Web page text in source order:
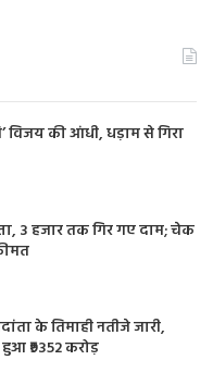
विजय की आंधी, धड़ाम से गिरा
3 हजार तक गिर गए दाम; चेक
के तिमाही नतीजे जारी,
₹9352 करोड़